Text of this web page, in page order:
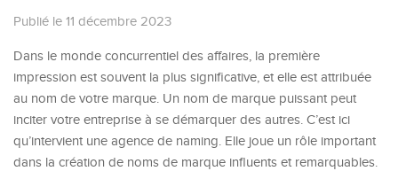
Publié le 11 décembre 2023
Dans le monde concurrentiel des affaires, la première
impression est souvent la plus significative, et elle est attribuée
au nom de votre marque. Un nom de marque puissant peut
inciter votre entreprise à se démarquer des autres. C’est ici
qu’intervient une agence de naming. Elle joue un rôle important
dans la création de noms de marque influents et remarquables.